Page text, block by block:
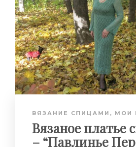
ВЯЗАНИЕ СПИЦАМИ , МОИ
Вязаное платье
– “Павлинье